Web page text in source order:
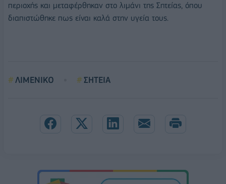
περιοχής και μεταφέρθηκαν στο λιμάνι της Σητείας, όπου
διαπιστώθηκε πως είναι καλά στην υγεία τους.
ΛΙΜΕΝΙΚΟ ΣΗΤΕΙΑ